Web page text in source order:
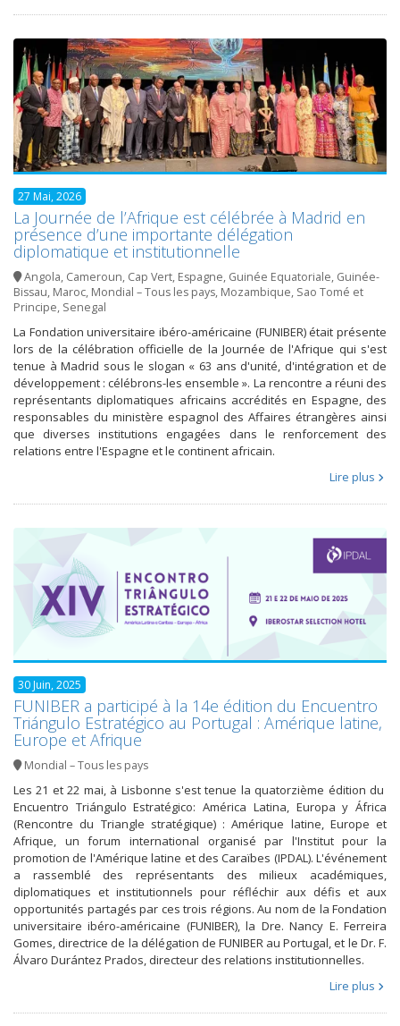
27 Mai, 2026
La Journée de l’Afrique est célébrée à Madrid en
présence d’une importante délégation
diplomatique et institutionnelle
Angola, Cameroun, Cap Vert, Espagne, Guinée Equatoriale, Guinée-
Bissau, Maroc, Mondial – Tous les pays, Mozambique, Sao Tomé et
Principe, Senegal
La Fondation universitaire ibéro-américaine (FUNIBER) était présente
lors de la célébration officielle de la Journée de l'Afrique qui s'est
tenue à Madrid sous le slogan « 63 ans d'unité, d'intégration et de
développement : célébrons-les ensemble ». La rencontre a réuni des
représentants diplomatiques africains accrédités en Espagne, des
responsables du ministère espagnol des Affaires étrangères ainsi
que diverses institutions engagées dans le renforcement des
relations entre l'Espagne et le continent africain.
Lire plus
30 Juin, 2025
FUNIBER a participé à la 14e édition du Encuentro
Triángulo Estratégico au Portugal : Amérique latine,
Europe et Afrique
Mondial – Tous les pays
Les 21 et 22 mai, à Lisbonne s'est tenue la quatorzième édition du
Encuentro Triángulo Estratégico: América Latina, Europa y África
(Rencontre du Triangle stratégique) : Amérique latine, Europe et
Afrique, un forum international organisé par l'Institut pour la
promotion de l'Amérique latine et des Caraïbes (IPDAL). L'événement
a rassemblé des représentants des milieux académiques,
diplomatiques et institutionnels pour réfléchir aux défis et aux
opportunités partagés par ces trois régions. Au nom de la Fondation
universitaire ibéro-américaine (FUNIBER), la Dre. Nancy E. Ferreira
Gomes, directrice de la délégation de FUNIBER au Portugal, et le Dr. F.
Álvaro Durántez Prados, directeur des relations institutionnelles.
Lire plus